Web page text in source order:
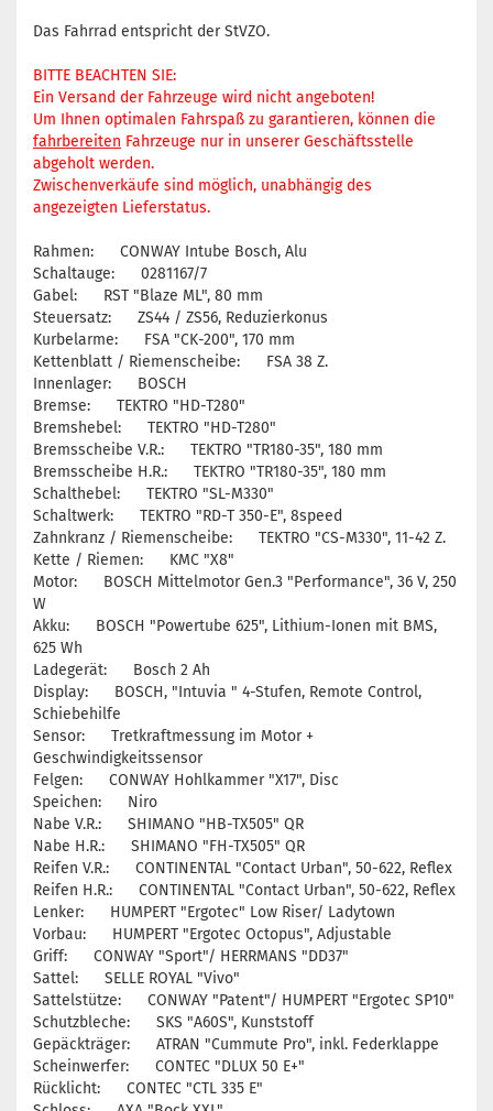
Das Fahrrad entspricht der StVZO.
BITTE BEACHTEN SIE:
Ein Versand der Fahrzeuge wird nicht angeboten!
Um Ihnen optimalen Fahrspaß zu garantieren, können die
fahrbereiten Fahrzeuge nur in unserer Geschäftsstelle
abgeholt werden.
Zwischenverkäufe sind möglich, unabhängig des
angezeigten Lieferstatus.
Rahmen: CONWAY Intube Bosch, Alu
Schaltauge: 0281167/7
Gabel: RST "Blaze ML", 80 mm
Steuersatz: ZS44 / ZS56, Reduzierkonus
Kurbelarme: FSA "CK-200", 170 mm
Kettenblatt / Riemenscheibe: FSA 38 Z.
Innenlager: BOSCH
Bremse: TEKTRO "HD-T280"
Bremshebel: TEKTRO "HD-T280"
Bremsscheibe V.R.: TEKTRO "TR180-35", 180 mm
Bremsscheibe H.R.: TEKTRO "TR180-35", 180 mm
Schalthebel: TEKTRO "SL-M330"
Schaltwerk: TEKTRO "RD-T 350-E", 8speed
Zahnkranz / Riemenscheibe: TEKTRO "CS-M330", 11-42 Z.
Kette / Riemen: KMC "X8"
Motor: BOSCH Mittelmotor Gen.3 "Performance", 36 V, 250
W
Akku: BOSCH "Powertube 625", Lithium-Ionen mit BMS,
625 Wh
Ladegerät: Bosch 2 Ah
Display: BOSCH, "Intuvia " 4-Stufen, Remote Control,
Schiebehilfe
Sensor: Tretkraftmessung im Motor +
Geschwindigkeitssensor
Felgen: CONWAY Hohlkammer "X17", Disc
Speichen: Niro
Nabe V.R.: SHIMANO "HB-TX505" QR
Nabe H.R.: SHIMANO "FH-TX505" QR
Reifen V.R.: CONTINENTAL "Contact Urban", 50-622, Reflex
Reifen H.R.: CONTINENTAL "Contact Urban", 50-622, Reflex
Lenker: HUMPERT "Ergotec" Low Riser/ Ladytown
Vorbau: HUMPERT "Ergotec Octopus", Adjustable
Griff: CONWAY "Sport"/ HERRMANS "DD37"
Sattel: SELLE ROYAL "Vivo"
Sattelstütze: CONWAY "Patent"/ HUMPERT "Ergotec SP10"
Schutzbleche: SKS "A60S", Kunststoff
Gepäckträger: ATRAN "Cummute Pro", inkl. Federklappe
Scheinwerfer: CONTEC "DLUX 50 E+"
Rücklicht: CONTEC "CTL 335 E"